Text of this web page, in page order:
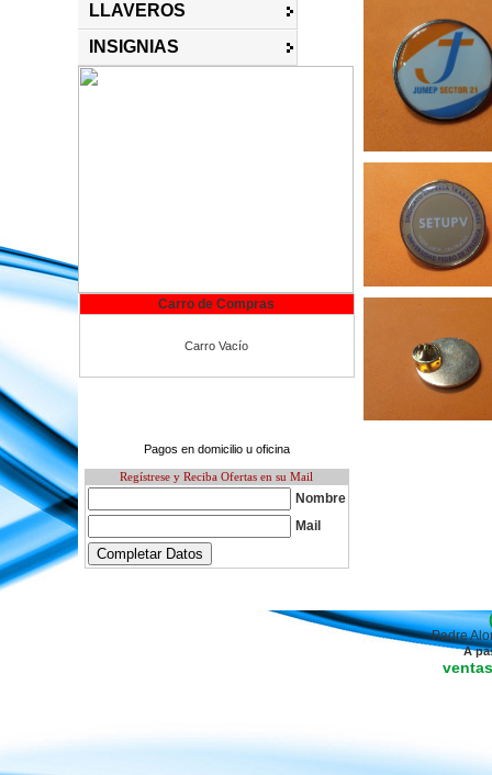
LLAVEROS
INSIGNIAS
Carro de Compras
Carro Vacío
Pagos en domicilio u oficina
Regístrese y Reciba Ofertas en su Mail
Nombre
Mail
Padre
A